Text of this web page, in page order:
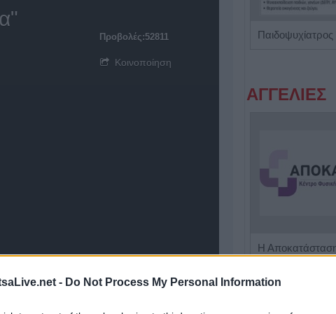
- Do Not Process My Personal Information
Προβολές:52811
Κοινοποίηση
ΑΓΓΕΛΙΕΣ